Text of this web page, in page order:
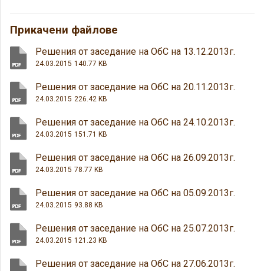
Прикачени файлове
Решения от заседание на ОбС на 13.12.2013г.
24.03.2015 140.77 KB
Решения от заседание на ОбС на 20.11.2013г.
24.03.2015 226.42 KB
Решения от заседание на ОбС на 24.10.2013г.
24.03.2015 151.71 KB
Решения от заседание на ОбС на 26.09.2013г.
24.03.2015 78.77 KB
Решения от заседание на ОбС на 05.09.2013г.
24.03.2015 93.88 KB
Решения от заседание на ОбС на 25.07.2013г.
24.03.2015 121.23 KB
Решения от заседание на ОбС на 27.06.2013г.